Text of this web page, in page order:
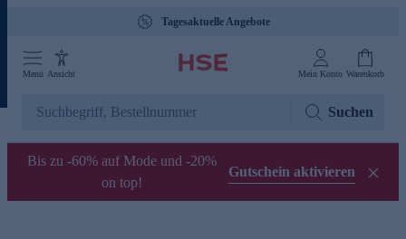
Tagesaktuelle Angebote
Menü Ansicht Mein Konto Warenkorb
Suchen
Bis zu -60% auf Mode und -20%
on top!
Gutschein aktivieren